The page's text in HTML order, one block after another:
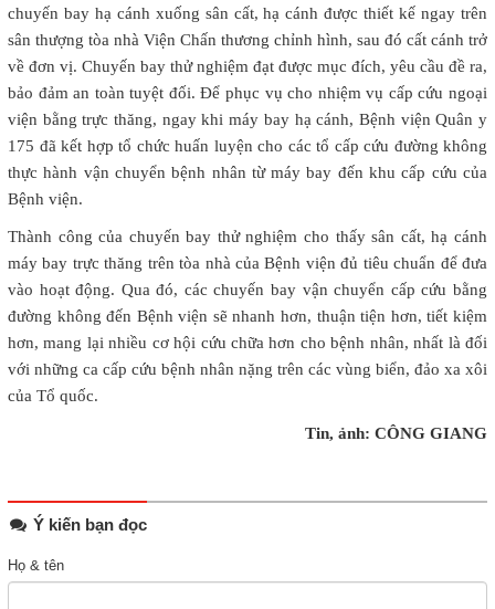
chuyến bay hạ cánh xuống sân cất, hạ cánh được thiết kế ngay trên
sân thượng tòa nhà Viện Chấn thương chỉnh hình, sau đó cất cánh trở
về đơn vị. Chuyến bay thử nghiệm đạt được mục đích, yêu cầu đề ra,
bảo đảm an toàn tuyệt đối. Để phục vụ cho nhiệm vụ cấp cứu ngoại
viện bằng trực thăng, ngay khi máy bay hạ cánh, Bệnh viện Quân y
175 đã kết hợp tổ chức huấn luyện cho các tổ cấp cứu đường không
thực hành vận chuyển bệnh nhân từ máy bay đến khu cấp cứu của
Bệnh viện.
Thành công của chuyến bay thử nghiệm cho thấy sân cất, hạ cánh
máy bay trực thăng trên tòa nhà của Bệnh viện đủ tiêu chuẩn để đưa
vào hoạt động. Qua đó, các chuyến bay vận chuyển cấp cứu bằng
đường không đến Bệnh viện sẽ nhanh hơn, thuận tiện hơn, tiết kiệm
hơn, mang lại nhiều cơ hội cứu chữa hơn cho bệnh nhân, nhất là đối
với những ca cấp cứu bệnh nhân nặng trên các vùng biển, đảo xa xôi
của Tổ quốc.
Tin, ảnh: CÔNG GIANG
Ý kiến bạn đọc
Họ & tên